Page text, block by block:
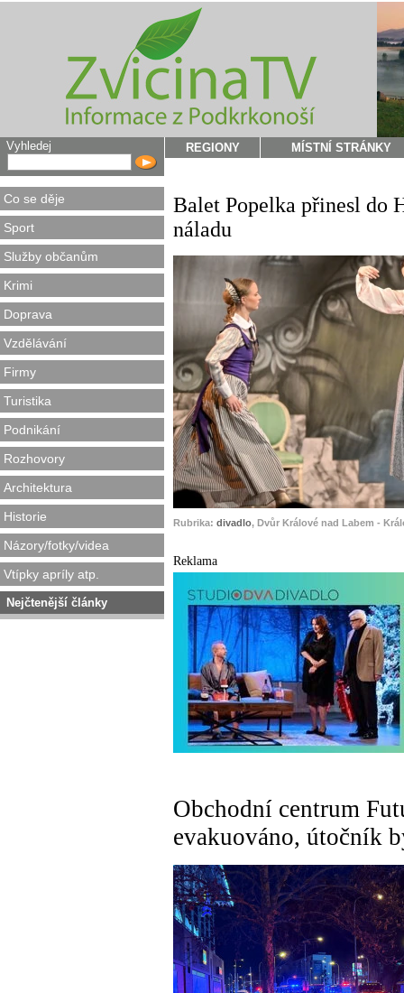
Vyhledej
Co se děje
Sport
Služby občanům
Krimi
Doprava
Vzdělávání
Firmy
Turistika
Podnikání
Rozhovory
Architektura
Historie
Názory/fotky/videa
Vtípky apríly atp.
Nejčtenější články
REGIONY MÍSTNÍ STRÁNKY
Balet Popelka přinesl do
náladu
Rubrika: divadlo, Dvůr Králové nad Labem -
Reklama
Obchodní centrum
evakuováno, útočník